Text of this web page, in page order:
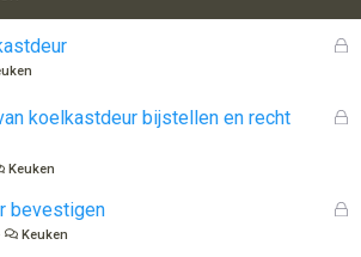
G
G
o
koelkastdeur bijstellen en recht
Keuken
G
bevestigen
Keuken